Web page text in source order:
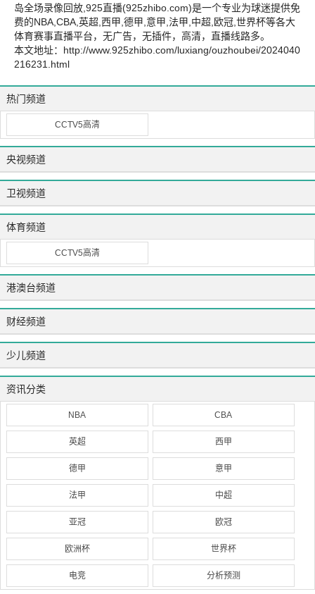
岛全场录像回放,925直播(925zhibo.com)是一个专业为球迷提供免
费的NBA,CBA,英超,西甲,德甲,意甲,法甲,中超,欧冠,世界杯等各大
体育赛事直播平台，无广告，无插件，高清，直播线路多。
本文地址： http://www.925zhibo.com/luxiang/ouzhoubei/2024040
216231.html
热门频道
CCTV5高清
央视频道
卫视频道
体育频道
CCTV5高清
港澳台频道
财经频道
少儿频道
资讯分类
NBA CBA
英超 西甲
德甲 意甲
法甲 中超
亚冠 欧冠
欧洲杯 世界杯
电竞 分析预测